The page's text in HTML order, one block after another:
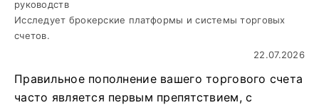
руководств
Исследует брокерские платформы и системы торговых
счетов.
22.07.2026
Правильное пополнение вашего торгового счета
часто является первым препятствием, с